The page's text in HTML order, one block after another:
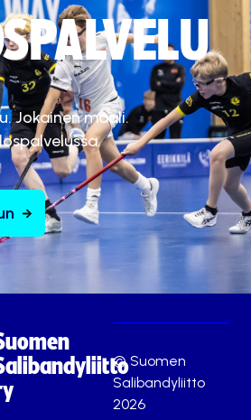
Jokainen maali.
© Suomen
Salibandyliitto
2026